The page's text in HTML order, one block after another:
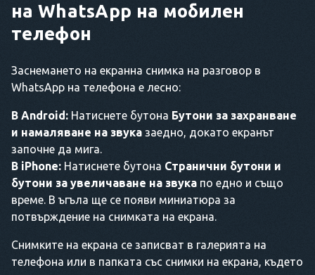
на WhatsApp на мобилен
телефон
Заснемането на екранна снимка на разговор в
WhatsApp на телефона е лесно:
В Android: Натиснете бутона Бутони за захранване
и намаляване на звука заедно, докато екранът
започне да мига.
В iPhone: Натиснете бутона Странични бутони и
бутони за увеличаване на звука по едно и също
време. В ъгъла ще се появи миниатюра за
потвърждение на снимката на екрана.
Снимките на екрана се записват в галерията на
телефона или в папката със снимки на екрана, където